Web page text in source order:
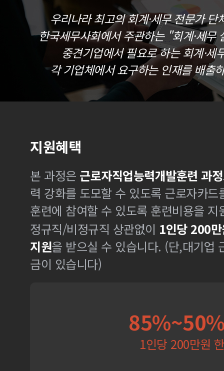
우리나라 최고의 회계·세무 전문가
한국세무사회에서 주관하는 "회계·세무
중견기업에서 필요로 하는 회계·세
각 기업체에서 요구하는 인재를 배출
지원혜택
본 과정은 근로자직업능력개발훈련 과정
력 강화를 도모할 수 있도록 근로자카
훈련에 참여할 수 있도록 훈련비용을 지
정규직/비정규직 상관없이 1인당 200
지원을 받으실 수 있습니다. (단,대기업
금이 있습니다)
1인당 200만원